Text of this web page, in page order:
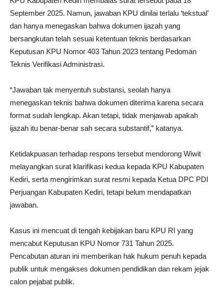
September 2025. Namun, jawaban KPU dinilai terlalu ‘tekstual’
dan hanya menegaskan bahwa dokumen ijazah yang
bersangkutan telah sesuai ketentuan teknis berdasarkan
Keputusan KPU Nomor 403 Tahun 2023 tentang Pedoman
Teknis Verifikasi Administrasi.
“Jawaban tak menyentuh substansi, seolah hanya
menegaskan teknis bahwa dokumen diterima karena secara
format sudah lengkap. Akan tetapi, tidak menjawab apakah
ijazah itu benar-benar sah secara substantif,” katanya.
Ketidakpuasan terhadap respons tersebut mendorong Wiwit
melayangkan surat klarifikasi kedua kepada KPU Kabupaten
Kediri, serta mengirimkan surat resmi kepada Ketua DPC PDI
Perjuangan Kabupaten Kediri, tetapi belum mendapatkan
jawaban.
Kasus ini mencuat di tengah kebijakan baru KPU RI yang
mencabut Keputusan KPU Nomor 731 Tahun 2025.
Pencabutan aturan ini memberikan hak hukum penuh kepada
publik untuk mengakses dokumen pendidikan dan rekam jejak
calon pejabat publik.